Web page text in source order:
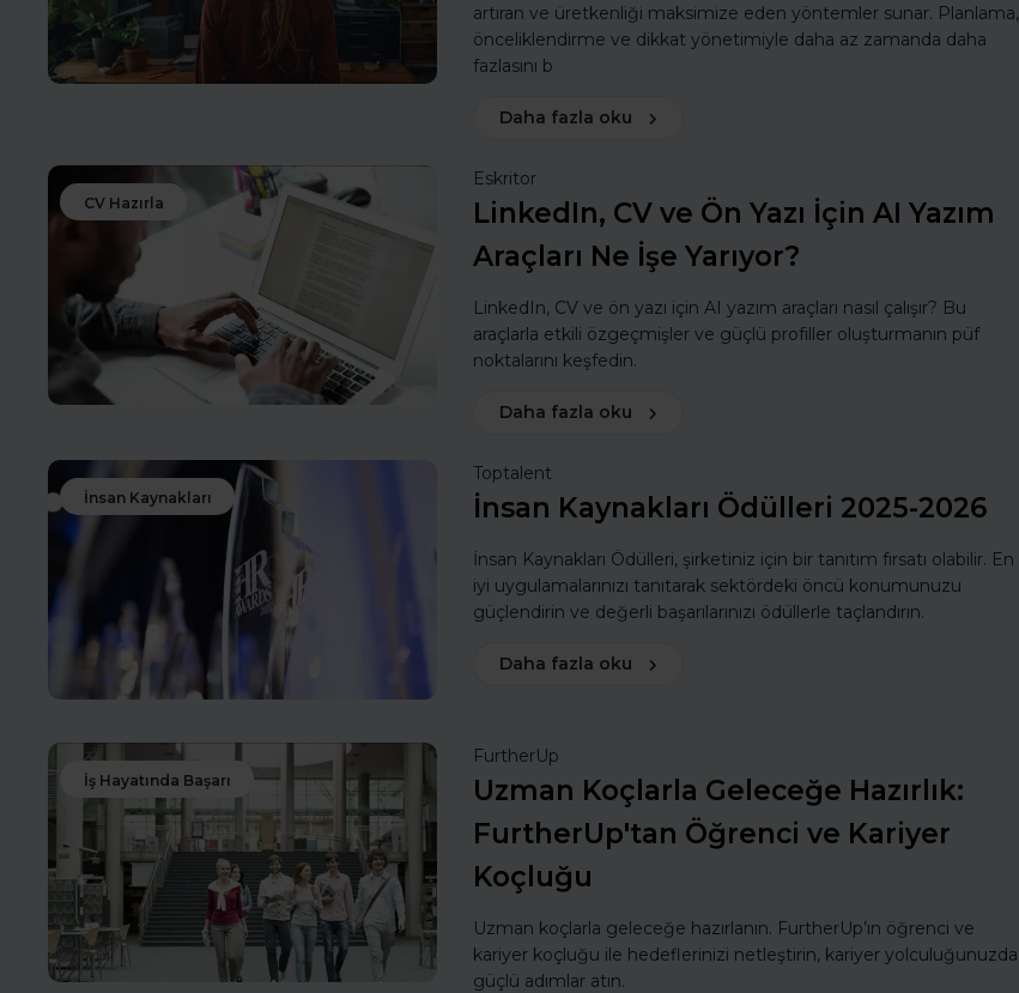
artıran ve üretkenliği maksimize eden yöntemler sunar. Planlama,
önceliklendirme ve dikkat yönetimiyle daha az zamanda daha
fazlasını b
Daha fazla oku
CV Hazırla
Eskritor
LinkedIn, CV ve Ön Yazı İçin AI Yazım
Araçları Ne İşe Yarıyor?
LinkedIn, CV ve ön yazı için AI yazım araçları nasıl çalışır? Bu
araçlarla etkili özgeçmişler ve güçlü profiller oluşturmanın püf
noktalarını keşfedin.
Daha fazla oku
İnsan Kaynakları
Toptalent
İnsan Kaynakları Ödülleri 2025-2026
İnsan Kaynakları Ödülleri, şirketiniz için bir tanıtım fırsatı olabilir. En
iyi uygulamalarınızı tanıtarak sektördeki öncü konumunuzu
güçlendirin ve değerli başarılarınızı ödüllerle taçlandırın.
Daha fazla oku
İş Hayatında Başarı
FurtherUp
Uzman Koçlarla Geleceğe Hazırlık:
FurtherUp'tan Öğrenci ve Kariyer
Koçluğu
Uzman koçlarla geleceğe hazırlanın. FurtherUp’ın öğrenci ve
kariyer koçluğu ile hedeflerinizi netleştirin, kariyer yolculuğunuzda
güçlü adımlar atın.